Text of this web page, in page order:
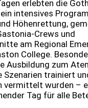
erlebten die
intensives
Höhenrettung,
Crews und
am Regional
College.
Ausbildung zum
Szenarien trainiert
vermittelt wurden –
Tag für alle